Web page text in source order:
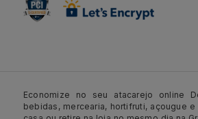
Economize no seu atacarejo online
bebidas, mercearia, hortifruti, açougue